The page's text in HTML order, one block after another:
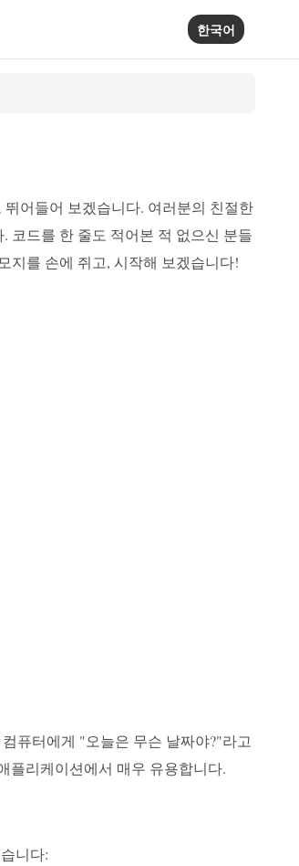
한국어
어들어 보겠습니다. 여러분의 친절한
코드를 한 줄도 적어본 적 없으신 분들
지를 손에 쥐고, 시작해 보겠습니다!
퓨터에게 "오늘은 무슨 날짜야?"라고
플리케이션에서 매우 유용합니다.
니다: